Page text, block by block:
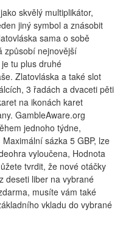
skvělý multiplikátor,
jiný symbol a znásobit
sama o sobě
způsobí nejnovější
tu plus druhé
Zlatovláska a také slot
3 řadách a dvaceti pěti
na ikonách karet
GambleAware.org
jednoho týdne,
sázka 5 GBP, lze
vyloučena, Hodnota
tvrdit, že nové otáčky
deseti liber na vybrané
musíte vám také
vkladu do vybrané